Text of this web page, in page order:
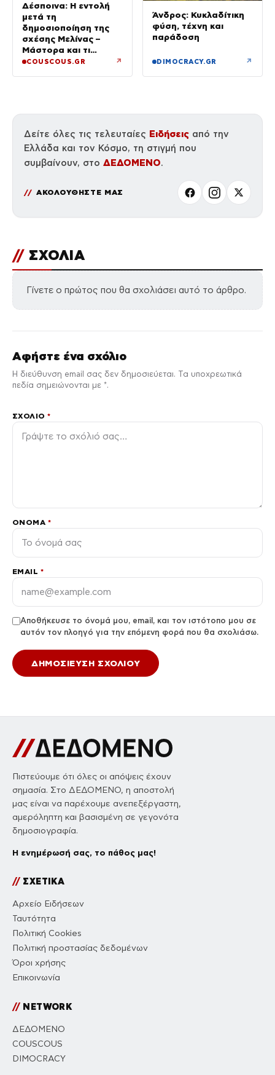
Δέσποινα: Η εντολή
μετά τη
δημοσιοποίηση της
σχέσης Μελίνας –
Μάστορα και τι
ζήτησε από την κόρη
COUSCOUS.GR ↗
Άνδρος: Κυκλαδίτικη
φύση, τέχνη και
παράδοση
DIMOCRACY.GR ↗
Δείτε όλες τις τελευταίες Ειδήσεις από την
Ελλάδα και τον Κόσμο, τη στιγμή που
συμβαίνουν, στο ΔΕΔΟΜΕΝΟ.
ΑΚΟΛΟΥΘΗΣΤΕ ΜΑΣ
// ΣΧΟΛΙΑ
Γίνετε ο πρώτος που θα σχολιάσει αυτό το άρθρο.
Αφήστε ένα σχόλιο
Η διεύθυνση email σας δεν δημοσιεύεται. Τα υποχρεωτικά
πεδία σημειώνονται με *.
ΣΧΌΛΙΟ*
ΌΝΟΜΑ *
EMAIL *
Αποθήκευσε το όνομά μου, email, και τον ιστότοπο μου σε
αυτόν τον πλοηγό για την επόμενη φορά που θα σχολιάσω.
Πιστεύουμε ότι όλες οι απόψεις έχουν
σημασία. Στο ΔΕΔΟΜΕΝΟ, η αποστολή
μας είναι να παρέχουμε ανεπεξέργαστη,
αμερόληπτη και βασισμένη σε γεγονότα
δημοσιογραφία.
Η ενημέρωσή σας, το πάθος μας!
//ΣΧΕΤΙΚΑ
Αρχείο Ειδήσεων
Ταυτότητα
Πολιτική Cookies
Πολιτική προστασίας δεδομένων
Όροι χρήσης
Επικοινωνία
//NETWORK
ΔΕΔΟΜΕΝΟ
COUSCOUS
DIMOCRACY